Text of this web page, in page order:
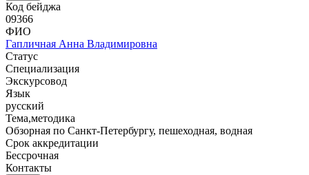
Код бейджа
09366
ФИО
Гапличная Анна Владимировна
Статус
Специализация
Экскурсовод
Язык
русский
Тема,методика
Обзорная по Санкт-Петербургу, пешеходная, водная
Срок аккредитации
Бессрочная
Контакты